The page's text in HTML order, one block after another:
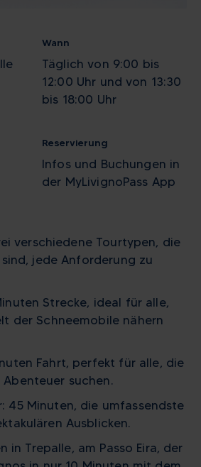
verschiedene Tourtypen, die
jede Anforderung zu
Strecke, ideal für alle,
der Schneemobile nähern
Fahrt, perfekt für alle, die
suchen.
45 Minuten, die umfassendste
Ausblicken.
in Trepalle, am Passo Eira, der
Wann
Täglich von 9:00 bis
12:00 Uhr und von 13:30
bis 18:00 Uhr
Reservierung
Infos und Buchungen in
der MyLivignoPass App